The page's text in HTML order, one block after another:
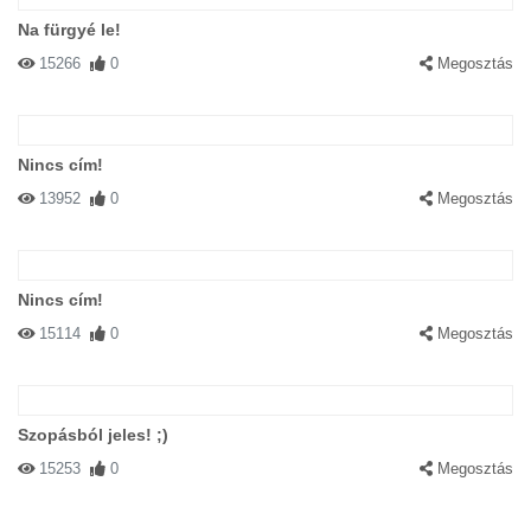
Na fürgyé le!
15266 0 Megosztás
Nincs cím!
13952 0 Megosztás
Nincs cím!
15114 0 Megosztás
Szopásból jeles! ;)
15253 0 Megosztás